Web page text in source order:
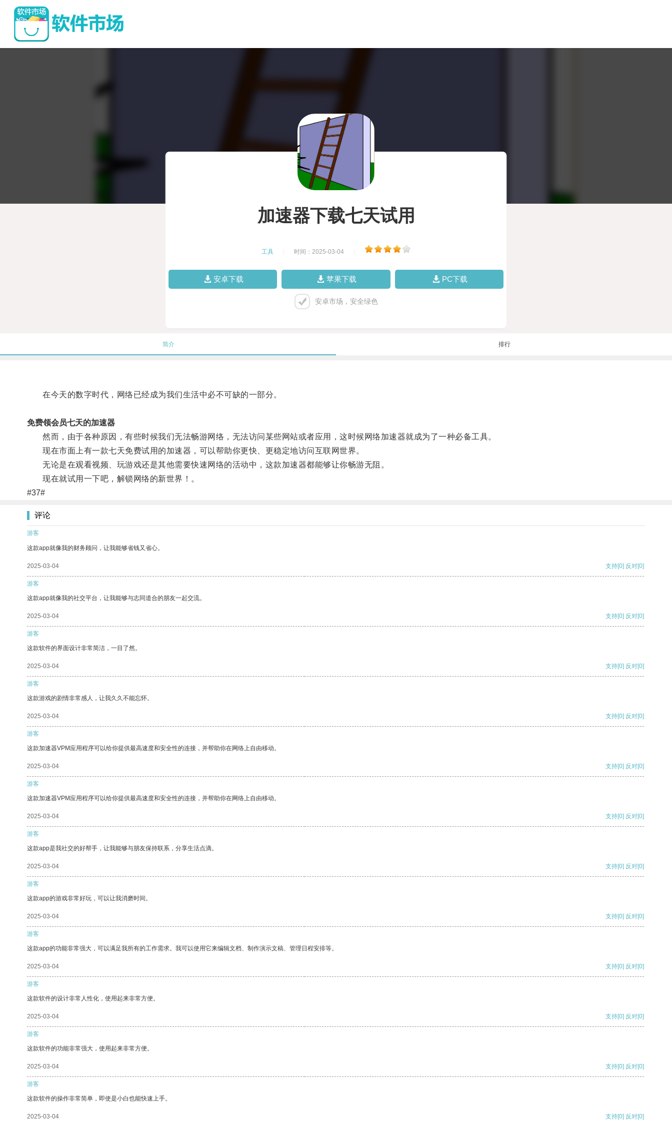
加速器下载七天试用
工具 时间：2025-03-04
安卓下载 苹果下载 PC下载
安卓市场，安全绿色
简介 排行
在今天的数字时代，网络已经成为我们生活中必不可缺的一部分。
免费领会员七天的加速器
然而，由于各种原因，有些时候我们无法畅游网络，无法访问某些网站或者应用，这时候网络加速器就成为了一种必备工具。
现在市面上有一款七天免费试用的加速器，可以帮助你更快、更稳定地访问互联网世界。
无论是在观看视频、玩游戏还是其他需要快速网络的活动中，这款加速器都能够让你畅游无阻。
现在就试用一下吧，解锁网络的新世界！。
#37#
评论
游客
这款app就像我的财务顾问，让我能够省钱又省心。
2025-03-04 支持[0] 反对[0]
游客
这款app就像我的社交平台，让我能够与志同道合的朋友一起交流。
2025-03-04 支持[0] 反对[0]
游客
这款软件的界面设计非常简洁，一目了然。
2025-03-04 支持[0] 反对[0]
游客
这款游戏的剧情非常感人，让我久久不能忘怀。
2025-03-04 支持[0] 反对[0]
游客
这款加速器VPM应用程序可以给你提供最高速度和安全性的连接，并帮助你在网络上自由移动。
2025-03-04 支持[0] 反对[0]
游客
这款加速器VPM应用程序可以给你提供最高速度和安全性的连接，并帮助你在网络上自由移动。
2025-03-04 支持[0] 反对[0]
游客
这款app是我社交的好帮手，让我能够与朋友保持联系，分享生活点滴。
2025-03-04 支持[0] 反对[0]
游客
这款app的游戏非常好玩，可以让我消磨时间。
2025-03-04 支持[0] 反对[0]
游客
这款app的功能非常强大，可以满足我所有的工作需求。我可以使用它来编辑文档、制作演示文稿、管理日程安排等。
2025-03-04 支持[0] 反对[0]
游客
这款软件的设计非常人性化，使用起来非常方便。
2025-03-04 支持[0] 反对[0]
游客
这款软件的功能非常强大，使用起来非常方便。
2025-03-04 支持[0] 反对[0]
游客
这款软件的操作非常简单，即使是小白也能快速上手。
2025-03-04 支持[0] 反对[0]